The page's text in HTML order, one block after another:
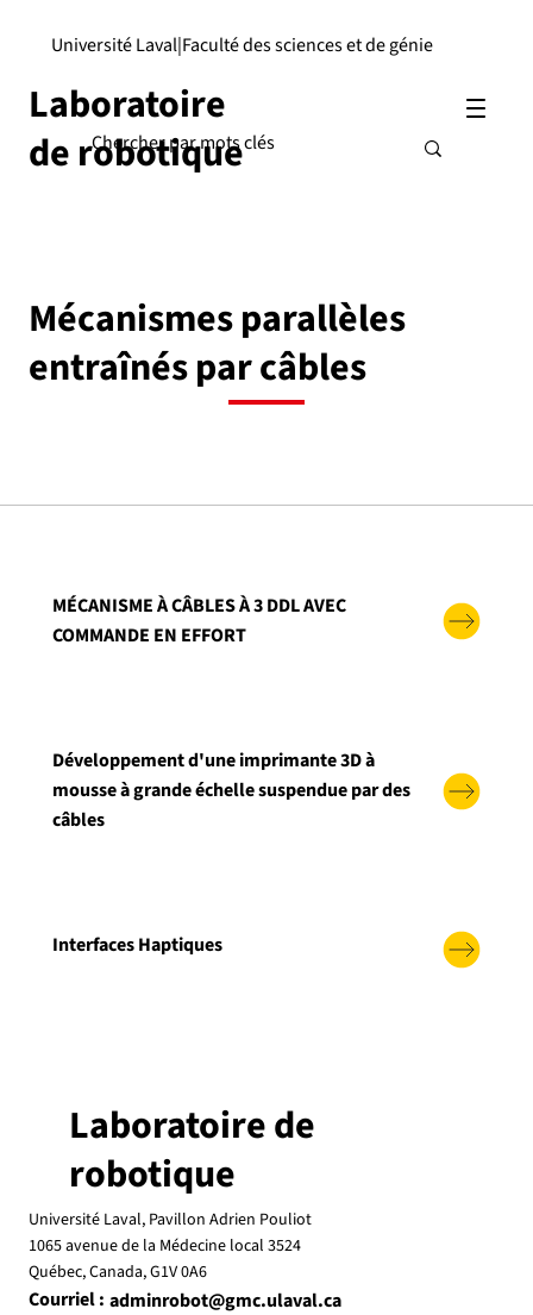
Laboratoire
de robotique
|
Université Laval Faculté des sciences et de génie
Mécanismes parallèles
entraînés par câbles
MÉCANISME À CÂBLES À 3 DDL AVEC
COMMANDE EN EFFORT
Développement d'une imprimante 3D à
mousse à grande échelle suspendue par des
câbles
Interfaces Haptiques
Laboratoire de
robotique
Courriel : adminrobot@gmc.ulaval.ca
Université Laval, Pavillon Adrien Pouliot
1065 avenue de la Médecine local 3524
Québec, Canada, G1V 0A6